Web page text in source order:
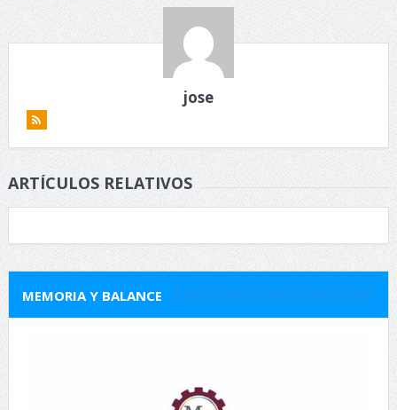
jose
ARTÍCULOS RELATIVOS
MEMORIA Y BALANCE